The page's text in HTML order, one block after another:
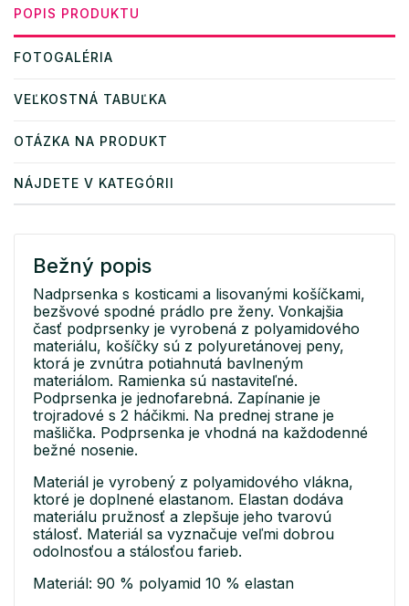
POPIS PRODUKTU
FOTOGALÉRIA
VEĽKOSTNÁ TABUĽKA
OTÁZKA NA PRODUKT
NÁJDETE V KATEGÓRII
Bežný popis
Nadprsenka s kosticami a lisovanými košíčkami,
bezšvové spodné prádlo pre ženy. Vonkajšia
časť podprsenky je vyrobená z polyamidového
materiálu, košíčky sú z polyuretánovej peny,
ktorá je zvnútra potiahnutá bavlneným
materiálom. Ramienka sú nastaviteľné.
Podprsenka je jednofarebná. Zapínanie je
trojradové s 2 háčikmi. Na prednej strane je
mašlička. Podprsenka je vhodná na každodenné
bežné nosenie.
Materiál je vyrobený z polyamidového vlákna,
ktoré je doplnené elastanom. Elastan dodáva
materiálu pružnosť a zlepšuje jeho tvarovú
stálosť. Materiál sa vyznačuje veľmi dobrou
odolnosťou a stálosťou farieb.
Materiál: 90 % polyamid 10 % elastan